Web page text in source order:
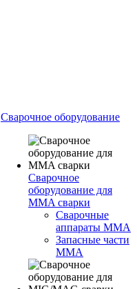
Сварочное оборудование
Сварочное
оборудование для
MMA сварки
Сварочные
аппараты MMA
Запасные части
MMA